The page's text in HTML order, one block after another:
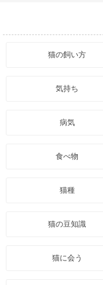
猫の飼い方
気持ち
病気
食べ物
猫種
猫の豆知識
猫に会う